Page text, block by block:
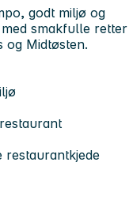
godt miljø og
smakfulle retter
og Midtøsten.
restaurantkjede